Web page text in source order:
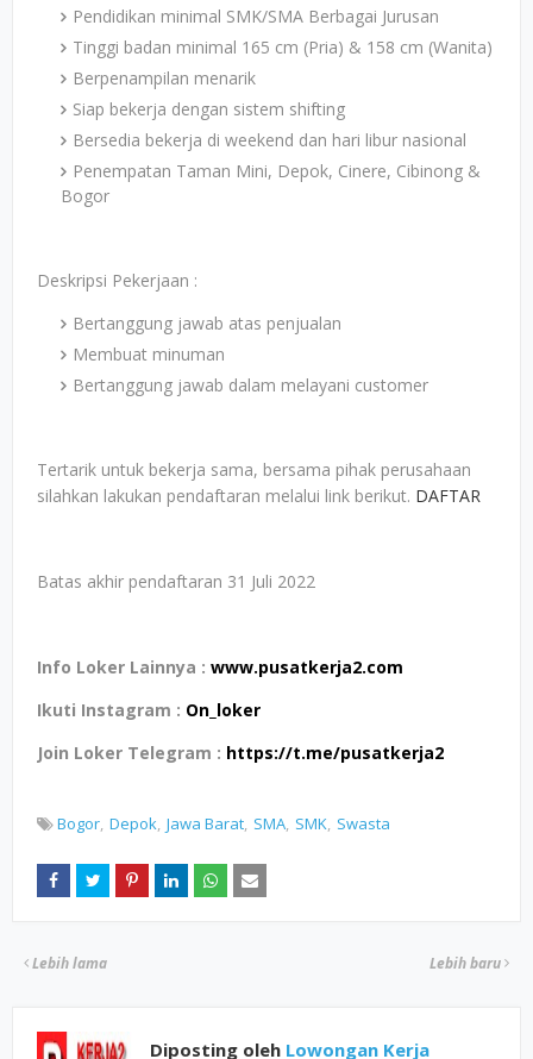
Pendidikan minimal SMK/SMA Berbagai Jurusan
Tinggi badan minimal 165 cm (Pria) & 158 cm (Wanita)
Berpenampilan menarik
Siap bekerja dengan sistem shifting
Bersedia bekerja di weekend dan hari libur nasional
Penempatan Taman Mini, Depok, Cinere, Cibinong &
Bogor
Deskripsi Pekerjaan :
Bertanggung jawab atas penjualan
Membuat minuman
Bertanggung jawab dalam melayani customer
Tertarik untuk bekerja sama, bersama pihak perusahaan
silahkan lakukan pendaftaran melalui link berikut. DAFTAR
Batas akhir pendaftaran 31 Juli 2022
Info Loker Lainnya : www.pusatkerja2.com
Ikuti Instagram : On_loker
Join Loker Telegram : https://t.me/pusatkerja2
Bogor Depok Jawa Barat SMA SMK Swasta
Lebih baru
Lebih lama
Diposting oleh Lowongan Kerja